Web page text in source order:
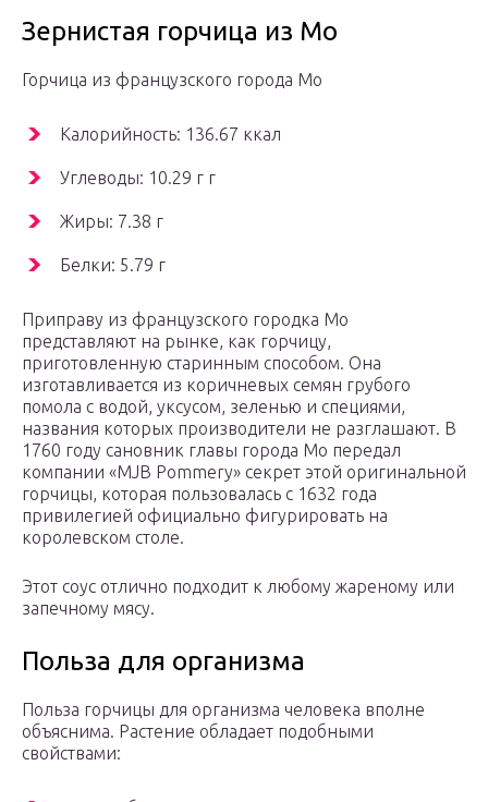
Зернистая горчица из Мо
Горчица из французского города Мо
Калорийность: 136.67 ккал
Углеводы: 10.29 г г
Жиры: 7.38 г
Белки: 5.79 г
Приправу из французского городка Мо
представляют на рынке, как горчицу,
приготовленную старинным способом. Она
изготавливается из коричневых семян грубого
помола с водой, уксусом, зеленью и специями,
названия которых производители не разглашают. В
1760 году сановник главы города Мо передал
компании «MJB Pommery» секрет этой оригинальной
горчицы, которая пользовалась с 1632 года
привилегией официально фигурировать на
королевском столе.
Этот соус отлично подходит к любому жареному или
запечному мясу.
Польза для организма
Польза горчицы для организма человека вполне
объяснима. Растение обладает подобными
свойствами: